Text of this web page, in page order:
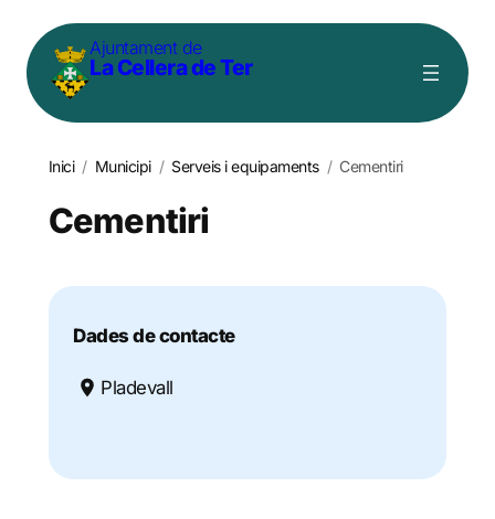
contingut
Ajuntament de
La Cellera de Ter
Inici / Municipi / Serveis i equipaments / Cementiri
Cementiri
Dades de contacte
Pladevall